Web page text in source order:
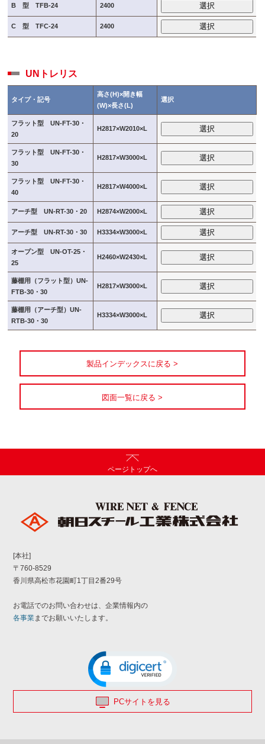
B 型 TFB-24 2400 選択
C 型 TFC-24 2400 選択
UNトレリス
タイプ・記号
高さ(H)×開き幅
(W)×長さ(L)
選択
フラット型 UN-FT-30・
20
H2817×W2010×L 選択
フラット型 UN-FT-30・
30
H2817×W3000×L 選択
フラット型 UN-FT-30・
40
H2817×W4000×L 選択
アーチ型 UN-RT-30・20 H2874×W2000×L 選択
アーチ型 UN-RT-30・30 H3334×W3000×L 選択
オープン型 UN-OT-25・
25
H2460×W2430×L 選択
藤棚用（フラット型）UN-
FTB-30・30
H2817×W3000×L 選択
藤棚用（アーチ型）UN-
RTB-30・30
H3334×W3000×L 選択
製品インデックスに戻る >
図面一覧に戻る >
ページトップへ
[本社]
〒760-8529
香川県高松市花園町1丁目2番29号
お電話でのお問い合わせは、企業情報内の
各事業までお願いいたします。
PCサイトを見る